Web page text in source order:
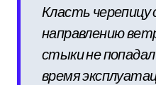
Класть
направлению
стыки не
время